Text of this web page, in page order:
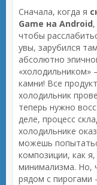
Сначала, когда я
Game на Android
чтобы
увы, зарубился
абсолютно
«холодильником»
камни! Все
холодильник
теперь нужно
деле, процесс
холодильнике
можешь
композиции, как
минимализма. Но,
рядом с пирогами